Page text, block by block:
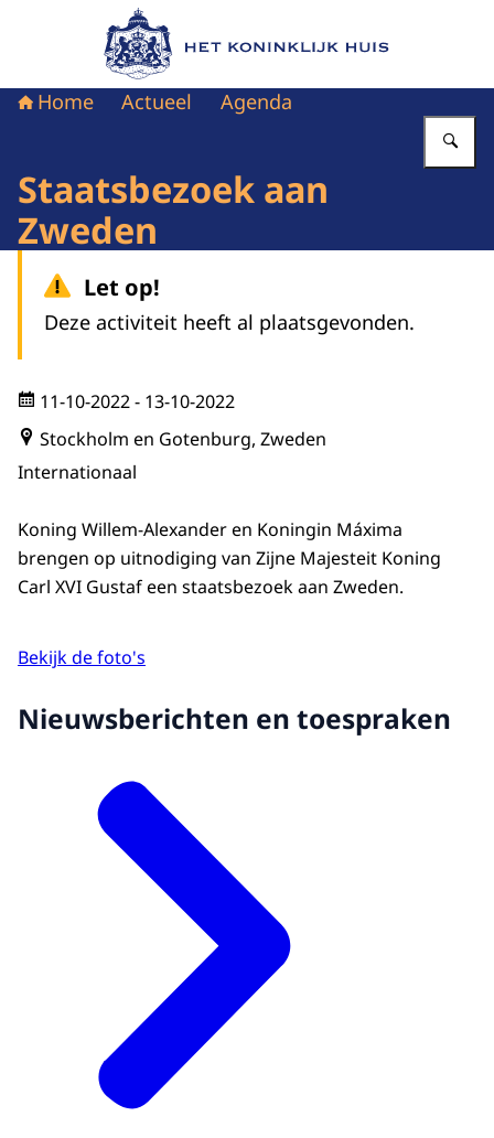
Naar de homepage van Het Koninklijk Huis
Home Actueel Agenda
Staatsbezoek aan
Zweden
Let op!
Deze activiteit heeft al plaatsgevonden.
11-10-2022- 13-10-2022
Stockholm en Gotenburg, Zweden
Internationaal
Koning Willem-Alexander en Koningin Máxima
brengen op uitnodiging van Zijne Majesteit Koning
Carl XVI Gustaf een staatsbezoek aan Zweden.
Bekijk de foto's
Nieuwsberichten en toespraken